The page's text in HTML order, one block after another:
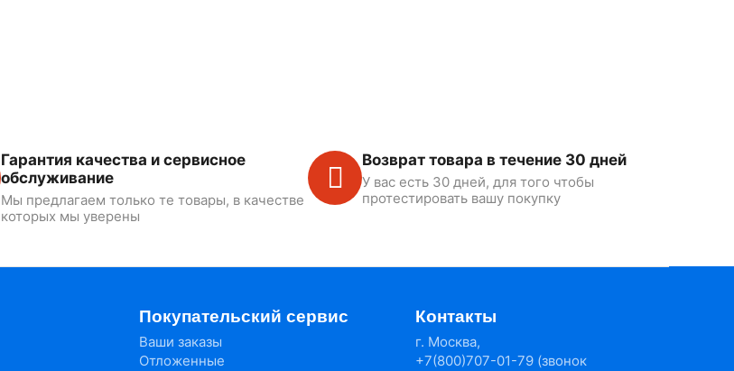
Гарантия качества и сервисное
обслуживание
Мы предлагаем только те товары, в качестве
которых мы уверены
Возврат товара в течение 30 дней
У вас есть 30 дней, для того чтобы
протестировать вашу покупку
Покупательский сервис
Ваши заказы
Отложенные
Контакты
г. Москва,
+7(800)707-01-79 (звонок